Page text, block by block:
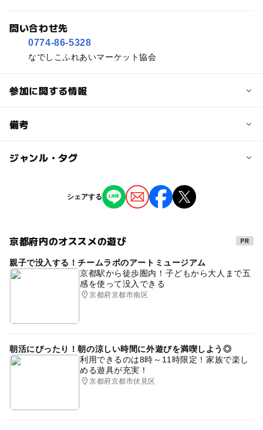
問い合わせ先
0774-86-5328
なでしこふれあいマーケット協会
参加に関する情報
予約/応募
備考
※掲載の情報は天候や主催者側の都合などにより変更にな
情報提供：イベントバンク
ジャンル・タグ
GW(ゴールデンウィーク)
シェアする
京都府内のオススメの遊び
親子で没入する！チームラボのアートミュージアム
京都駅から徒歩圏内！子どもから大人まで五
感を使って没入できる
京都府京都市南区
朝活にぴったり！朝の涼しい時間に外遊びを満喫しよう◎
利用できるのは8時～11時限定！家族で楽し
める遊具が充実！
京都府京都市伏見区